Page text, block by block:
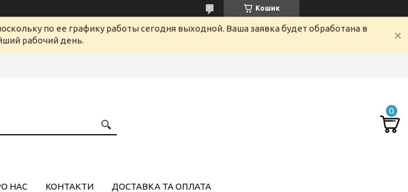
Кошик
по ее графику работы сегодня выходной. Ваша заявка будет обработана в
рабочий день.
НАС КОНТАКТИ ДОСТАВКА ТА ОПЛАТА